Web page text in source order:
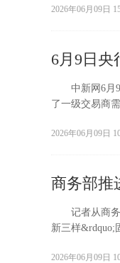
2026年06月09日
6月9日央
中新网6月9
了一级交易商
2026年06月09日
商务部推
记者从商务
新三样&rdquo;
2026年06月09日